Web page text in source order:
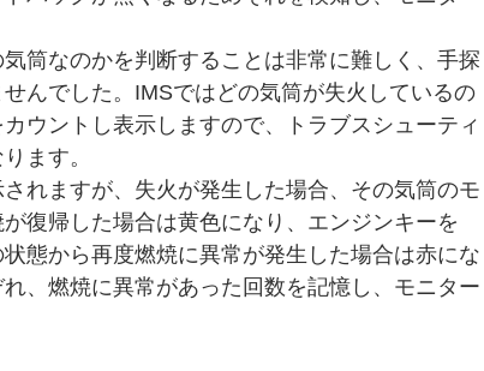
筒なのかを判断することは非常に難しく、手探
んでした。IMSではどの気筒が失火しているの
ウントし表示しますので、トラブスシューティ
ます。
れますが、失火が発生した場合、その気筒のモ
復帰した場合は黄色になり、エンジンキーを
態から再度燃焼に異常が発生した場合は赤にな
、燃焼に異常があった回数を記憶し、モニター